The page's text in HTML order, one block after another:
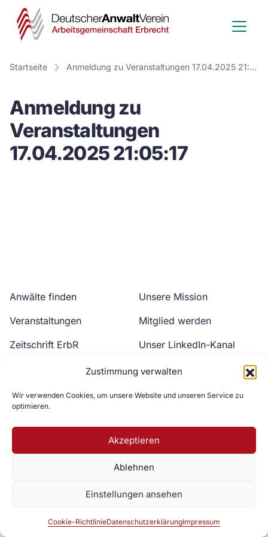
Zustimmung verwalten
Wir verwenden Cookies, um unsere Website und unseren Service zu
optimieren.
Akzeptieren
Ablehnen
Einstellungen ansehen
Cookie-RichtlinieDatenschutzerklärungImpressum
Deutscher
Anwalt
Verein
Startseite Anmeldung zu Veranstaltungen 17.04.2025 21:05:17
Anmeldung zu
Veranstaltungen
17.04.2025 21:05:17
Anwälte finden
Veranstaltungen
Zeitschrift ErbR
Unsere Mission
Mitglied werden
Unser LinkedIn-Kanal
Unser YouTube-Kanal
Zur DAV Webseite